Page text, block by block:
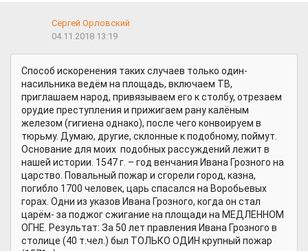
Сергей Орловский
04.11.2018 13:19
Способ искоренения таких случаев только один-
насильника ведём на площадь, включаем ТВ,
приглашаем народ, привязываем его к столбу, отрезаем
орудие преступления и прижигаем рану калёным
железом (гигиена однако), после чего конвоируем в
тюрьму. Думаю, другие, склонные к подобному, поймут.
Основание для моих подобных рассуждений лежит в
нашей истории. 1547 г. – год венчания Ивана Грозного на
царство. Повальный пожар и сгорели город, казна,
погибло 1700 человек, царь спасался на Воробьевых
горах. Одни из указов Ивана Грозного, когда он стал
царём- за поджог сжигание на площади на МЕДЛЕННОМ
ОГНЕ. Результат: За 50 лет правления Ивана Грозного в
столице (40 т.чел.) был ТОЛЬКО ОДИН крупный пожар